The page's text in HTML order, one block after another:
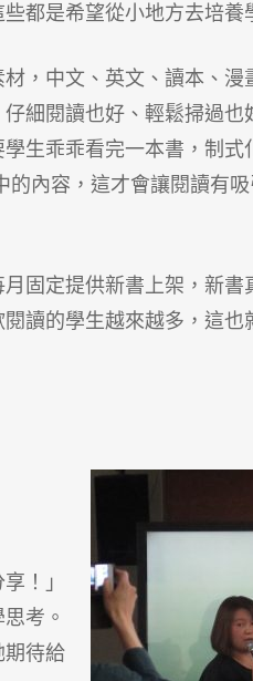
都是希望從小地方去培養
材，中文、英文、讀本、
細閱讀也好、輕鬆掃過也
生乖乖看完一本書，制式
內容，這才會讓閱讀有
固定提供新書上架，新書
讀的學生越來越多，這也
！」
考。
期待給